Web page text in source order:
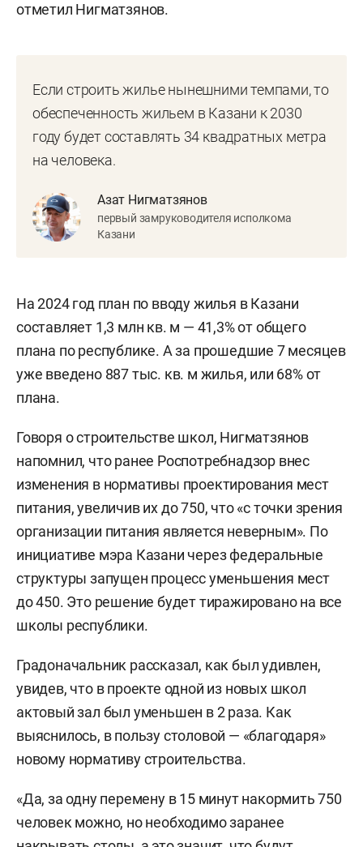
отметил Нигматзянов.
Если строить жилье нынешними темпами, то
обеспеченность жильем в Казани к 2030
году будет составлять 34 квадратных метра
на человека.
Азат Нигматзянов
первый замруководителя исполкома
Казани
На 2024 год план по вводу жилья в Казани
составляет 1,3 млн кв. м — 41,3% от общего
плана по республике. А за прошедшие 7 месяцев
уже введено 887 тыс. кв. м жилья, или 68% от
плана.
Говоря о строительстве школ, Нигматзянов
напомнил, что ранее Роспотребнадзор внес
изменения в нормативы проектирования мест
питания, увеличив их до 750, что «с точки зрения
организации питания является неверным». По
инициативе мэра Казани через федеральные
структуры запущен процесс уменьшения мест
до 450. Это решение будет тиражировано на все
школы республики.
Градоначальник рассказал, как был удивлен,
увидев, что в проекте одной из новых школ
актовый зал был уменьшен в 2 раза. Как
выяснилось, в пользу столовой — «благодаря»
новому нормативу строительства.
«Да, за одну перемену в 15 минут накормить 750
человек можно, но необходимо заранее